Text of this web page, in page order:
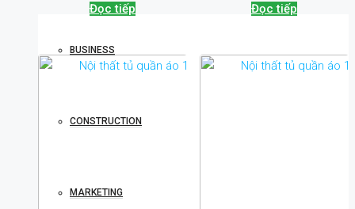
BUSINESS
CONSTRUCTION
MARKETING
Đọc tiếp Đọc tiếp